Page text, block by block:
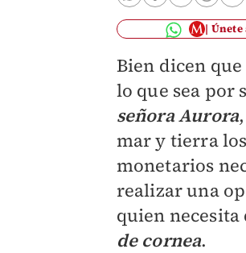
Únete
Bien dicen
lo que sea por
señoraAurora
mar y tierra
monetarios
realizar una
quien necesita
de cornea.